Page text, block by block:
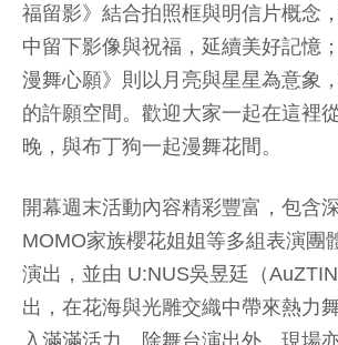
福留影》結合拍照框與明信片概念
中留下影像與祝福，延續美好記憶
漫舞心願》則以月亮與星星為意象
的許願空間。歡迎大家一起在這裡
晚，與布丁狗一起漫舞花間。
開幕週末活動內容精彩豐富，包含
MOMO家族櫻花姐姐等多組表演團
演出，並由 U:NUS吳昱廷（
出，在花海與光雕交織中帶來熱力
入滿滿活力。除舞台演出外，現場